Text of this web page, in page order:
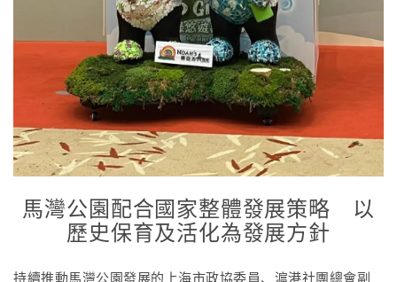
馬灣公園配合國家整體發展策略 以
歷史保育及活化為發展方針
持續推動馬灣公園發展的上海市政協委員、滬港社團總會副